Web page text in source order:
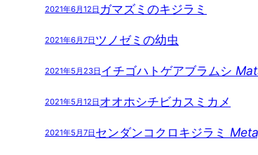
2021年6月12日 ガマズミのキジラミ
2021年6月7日 ツノゼミの幼虫
2021年5月23日 イチゴハトゲアブラムシ
2021年5月12日 オオホシチビカスミカメ
2021年5月7日 センダンコクロキジラミ